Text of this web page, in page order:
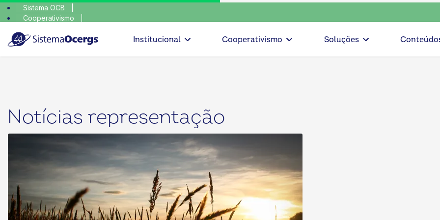
Sistema OCB
Cooperativismo
escolha consciente, escolha o coop • escolha consciente, escolha o coop •
Institucional
Cooperativismo Soluções
Notícias representação